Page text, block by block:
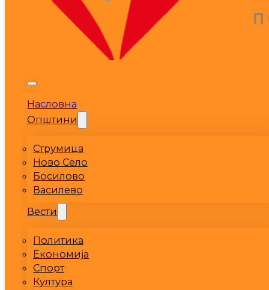
Насловна
Општини
Струмица
Ново Село
Босилово
Василево
Вести
Политика
Економија
Спорт
Култура